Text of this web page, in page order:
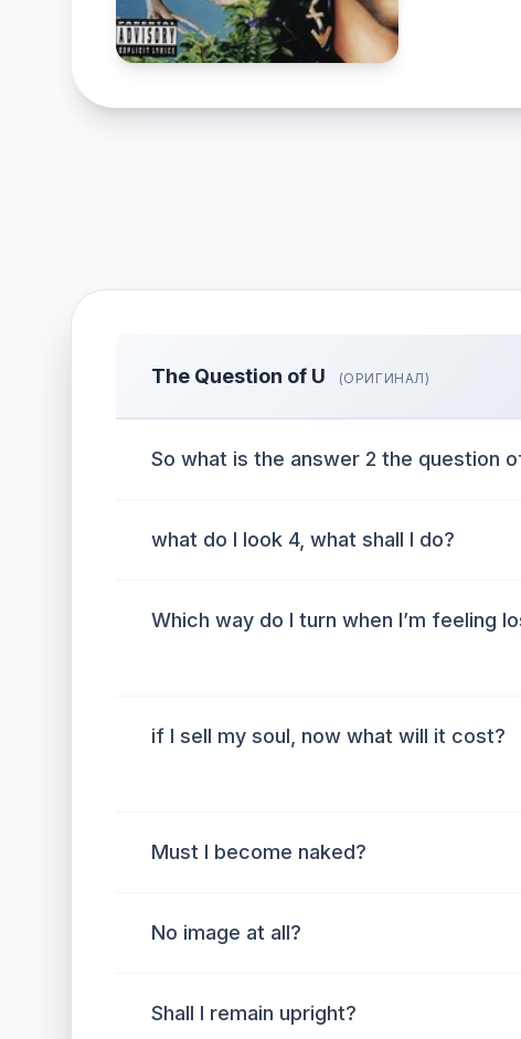
The Question of U (ОРИГИНАЛ)
So what is the answer 2 the question
what do I look 4, what shall I do?
Which way do I turn when I’m feeling
if I sell my soul, now what will it cost?
Must I become naked?
No image at all?
Shall I remain upright?